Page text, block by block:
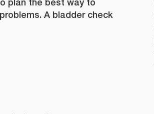
A bladder check